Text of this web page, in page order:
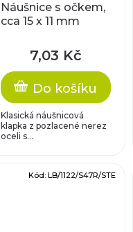
Náušnice s očkem,
cca 15 x 11 mm
7,03 Kč
Do košíku
Klasická náušnicová
klapka z pozlacené nerez
oceli s...
Kód: LB/1122/S47R/STE